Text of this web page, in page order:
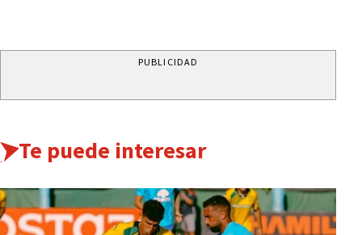
PUBLICIDAD
Te puede interesar